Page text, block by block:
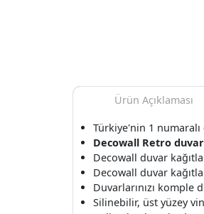
Ürün Açıklaması
Türkiye'nin 1
Decowall Retro duvar
Decowall duvar
Decowall duvar
Duvarlarınızı komple
Silinebilir, üst yüzey